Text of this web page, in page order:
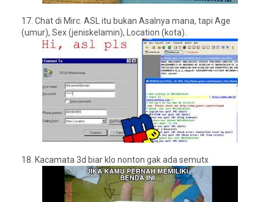
17. Chat di Mirc. ASL itu bukan Asalnya mana, tapi Age
(umur), Sex (jeniskelamin), Location (kota)..
18. Kacamata 3d biar klo nonton gak ada semutx